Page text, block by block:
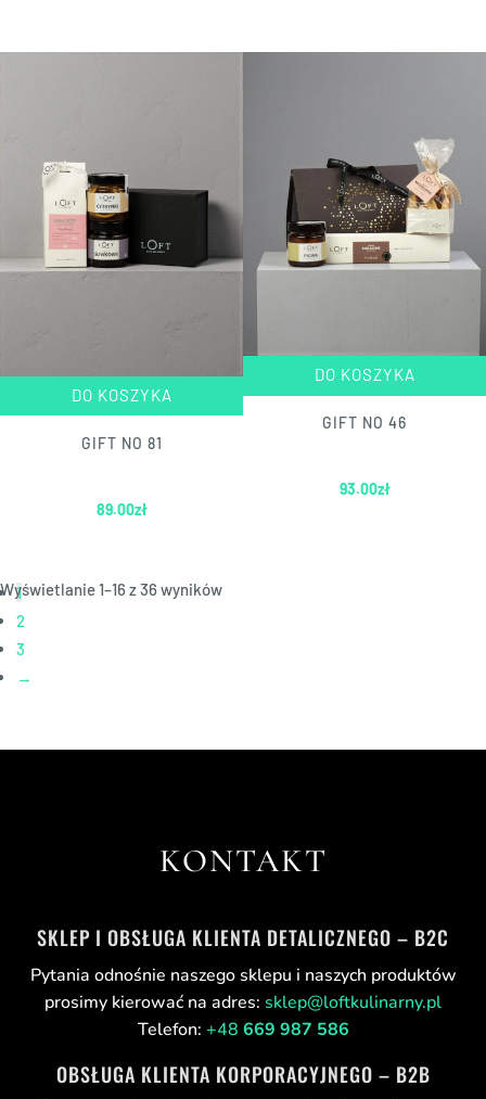
DO KOSZYKA
GIFT NO 81
89.00zł
DO KOSZYKA
GIFT NO 46
93.00zł
Wyświetlanie 1–16 z 36 wyników
1
2
3
→
KONTAKT
SKLEP I OBSŁUGA KLIENTA DETALICZNEGO – B2C
Pytania odnośnie naszego sklepu i naszych produktów
prosimy kierować na adres: sklep@loftkulinarny.pl
Telefon: +48 669 987 586
OBSŁUGA KLIENTA KORPORACYJNEGO – B2B